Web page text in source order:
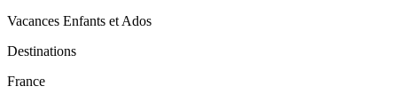
Vacances Enfants et Ados
Destinations
France